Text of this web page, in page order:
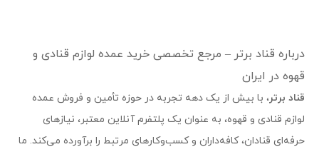
درباره قناد برتر – مرجع تخصصی خرید عمده لوازم قنادی و
قهوه در ایران
قناد برتر، با بیش از یک دهه تجربه در حوزه تأمین و فروش عمده
لوازم قنادی و قهوه، به عنوان یک پلتفرم آنلاین معتبر، نیازهای
حرفه‌ای قنادان، کافه‌داران و کسب‌وکارهای مرتبط را برآورده می‌کند. ما